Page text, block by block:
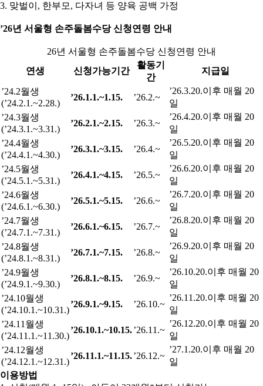
3. 맞벌이, 한부모, 다자녀 등 양육 공백 가정
’26년 서울형 손주돌봄수당 신청연령 안내
26년 서울형 손주돌봄수당 신청연령 안내
연생
신청가능기간
활동기
간
지급일
’24.2월생
(’24.2.1.~2.28.)
’26.1.1.~1.15. ’26.2.~
’26.3.20.이후 매월 20
일
’24.3월생
(’24.3.1.~3.31.)
’26.2.1.~2.15. ’26.3.~
’26.4.20.이후 매월 20
일
’24.4월생
(’24.4.1.~4.30.)
’26.3.1.~3.15. ’26.4.~
’26.5.20.이후 매월 20
일
’24.5월생
(’24.5.1.~5.31.)
’26.4.1.~4.15. ’26.5.~
’26.6.20.이후 매월 20
일
’24.6월생
(’24.6.1.~6.30.)
’26.5.1.~5.15. ’26.6.~
’26.7.20.이후 매월 20
일
’24.7월생
(’24.7.1.~7.31.)
’26.6.1.~6.15. ’26.7.~
’26.8.20.이후 매월 20
일
’24.8월생
(’24.8.1.~8.31.)
’26.7.1.~7.15. ’26.8.~
’26.9.20.이후 매월 20
일
’24.9월생
(’24.9.1.~9.30.)
’26.8.1.~8.15. ’26.9.~
’26.10.20.이후 매월 20
일
’24.10월생
(’24.10.1.~10.31.)
’26.9.1.~9.15. ’26.10.~
’26.11.20.이후 매월 20
일
’24.11월생
(’24.11.1.~11.30.)
’26.10.1.~10.15.’26.11.~
’26.12.20.이후 매월 20
일
’24.12월생
(’24.12.1.~12.31.)
’26.11.1.~11.15.’26.12.~
’27.1.20.이후 매월 20
일
이용방법